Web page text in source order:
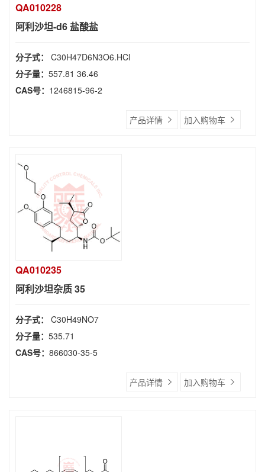
QA010228
阿利沙坦-d6 盐酸盐
分子式： C30H47D6N3O6.HCl
分子量： 557.81 36.46
CAS号： 1246815-96-2
产品详情 加入购物车
QA010235
阿利沙坦杂质 35
分子式： C30H49NO7
分子量： 535.71
CAS号： 866030-35-5
产品详情 加入购物车